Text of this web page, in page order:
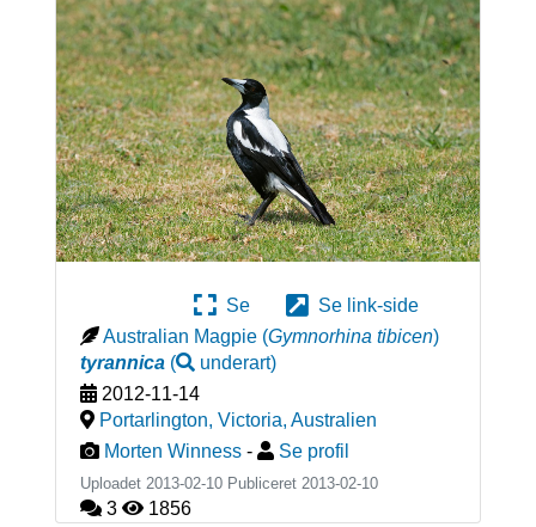
Se
Se link-side
Australian Magpie (Gymnorhina tibicen)
tyrannica( underart)
2012-11-14
Portarlington, Victoria, Australien
Morten Winness - Se profil
Uploadet 2013-02-10 Publiceret 2013-02-10
3 1856